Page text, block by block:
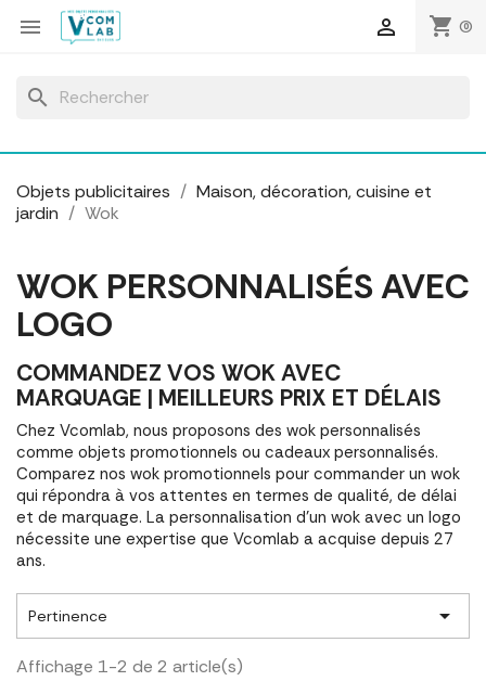
 shopping_cart (0)

search
Objets publicitaires
Maison, décoration, cuisine et
jardin
Wok
WOK PERSONNALISÉS AVEC
LOGO
COMMANDEZ VOS WOK AVEC
MARQUAGE | MEILLEURS PRIX ET DÉLAIS
Chez Vcomlab, nous proposons des wok personnalisés
comme objets promotionnels ou cadeaux personnalisés.
Comparez nos wok promotionnels pour commander un wok
qui répondra à vos attentes en termes de qualité, de délai
et de marquage. La personnalisation d'un wok avec un logo
nécessite une expertise que Vcomlab a acquise depuis 27
ans.
Pertinence 
Affichage 1-2 de 2 article(s)
Panneau de gestion des cookies